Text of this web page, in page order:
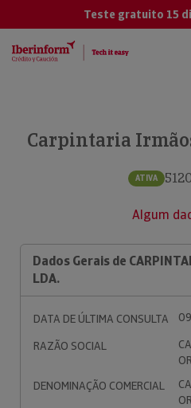
Teste gratuito 15
Carpintaria
ATIVA
Algum
Dados Gerais de
LDA.
DATA DE ÚLTIMA CONSULTA
RAZÃO SOCIAL
DENOMINAÇÃO COMERCIAL